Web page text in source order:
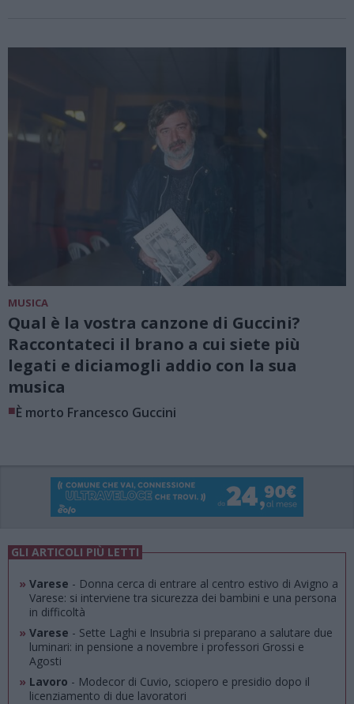
MUSICA
Qual è la vostra canzone di Guccini?
Raccontateci il brano a cui siete più
legati e diciamogli addio con la sua
musica
■È morto Francesco Guccini
GLI ARTICOLI PIÙ LETTI
» Varese - Donna cerca di entrare al centro estivo di Avigno a
Varese: si interviene tra sicurezza dei bambini e una persona
in difficoltà
» Varese - Sette Laghi e Insubria si preparano a salutare due
luminari: in pensione a novembre i professori Grossi e
Agosti
» Lavoro - Modecor di Cuvio, sciopero e presidio dopo il
licenziamento di due lavoratori